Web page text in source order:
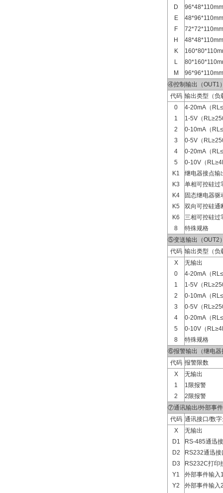
D
E
F
H
K
L
M
④控制输出（OUT1
代码 输出类型（负
0
1
2
3
4
5
K1
K3
K4
K5
K6
8
4-20mA（
1-5V（
0-10mA（
0-5V（
0-20mA（
0-10V（
继电器接点输
单相可控硅过
固态继电器驱
双向可控硅通
三相可控硅过
特殊规格
⑤变送输出（OUT2
代码 输出类型（负
X
0
1
2
3
4
5
8
无输出
4-20mA（
1-5V（
0-10mA（
0-5V（
0-20mA（
0-10V（
特殊规格
⑥报警输出（继电器
代码 报警限数
X
1
2
无输出
1限报警
2限报警
⑦通讯输出/外部事
代码 通讯接口/数
X
D1
D2
D3
Y1
Y2
无输出
RS-485通迅
RS232通迅
RS232C打印
外部事件输入
外部事件输入